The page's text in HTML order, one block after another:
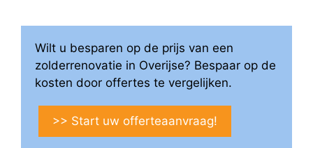
Wilt u besparen op de prijs van een
zolderrenovatie in Overijse? Bespaar op de
kosten door offertes te vergelijken.
>> Start uw offerteaanvraag!